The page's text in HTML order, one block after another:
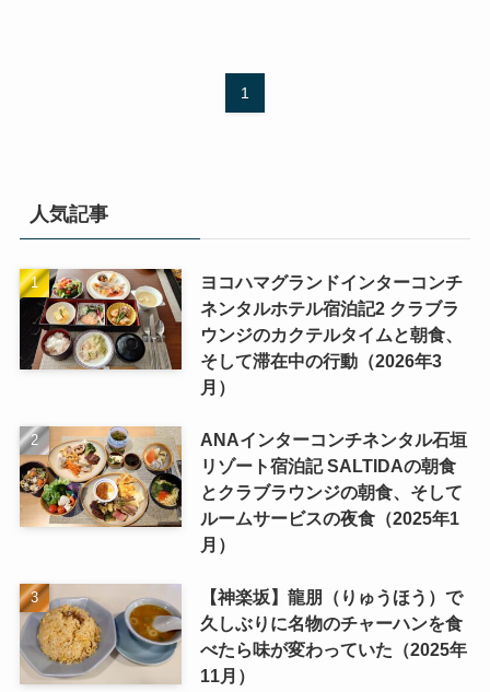
1
人気記事
ヨコハマグランドインターコンチ
ネンタルホテル宿泊記2 クラブラ
ウンジのカクテルタイムと朝食、
そして滞在中の行動（2026年3
月）
ANAインターコンチネンタル石垣
リゾート宿泊記 SALTIDAの朝食
とクラブラウンジの朝食、そして
ルームサービスの夜食（2025年1
月）
【神楽坂】龍朋（りゅうほう）で
久しぶりに名物のチャーハンを食
べたら味が変わっていた（2025年
11月）